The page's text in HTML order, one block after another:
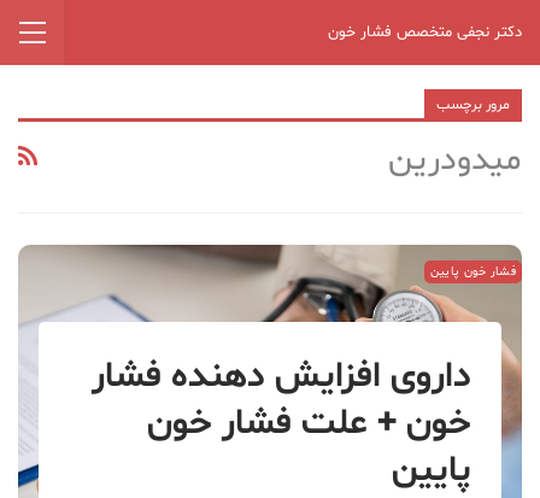
دکتر نجفی متخصص فشار خون
مرور برچسب
میدودرین
فشار خون پایین
داروی افزایش دهنده فشار
خون + علت فشار خون
پایین